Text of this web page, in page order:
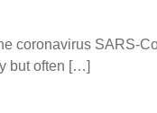
coronavirus SARS-
but often […]